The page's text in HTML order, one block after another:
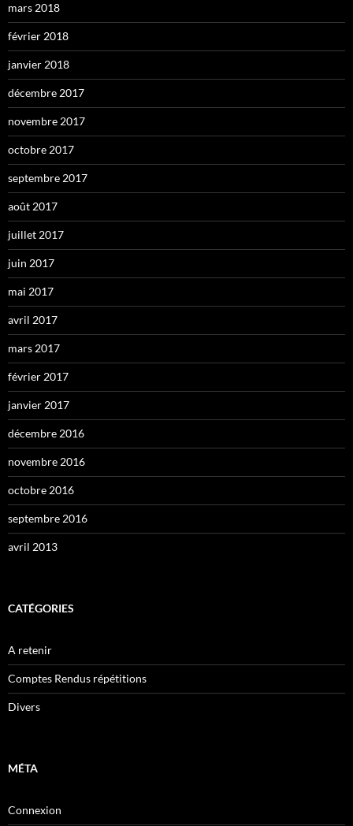
mars 2018
février 2018
janvier 2018
décembre 2017
novembre 2017
octobre 2017
septembre 2017
août 2017
juillet 2017
juin 2017
mai 2017
avril 2017
mars 2017
février 2017
janvier 2017
décembre 2016
novembre 2016
octobre 2016
septembre 2016
avril 2013
CATÉGORIES
A retenir
Comptes Rendus répétitions
Divers
MÉTA
Connexion